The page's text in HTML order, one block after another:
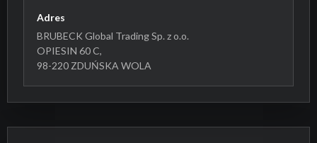
Adres
BRUBECK Global Trading Sp. z o.o.
OPIESIN 60 C,
98-220 ZDUŃSKA WOLA